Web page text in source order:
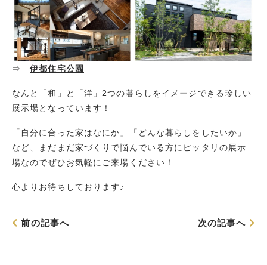
⇒伊都住宅公園
なんと「和」と「洋」2つの暮らしをイメージできる珍しい
展示場となっています！
「自分に合った家はなにか」「どんな暮らしをしたいか」
など、まだまだ家づくりで悩んでいる方にピッタリの展示
場なのでぜひお気軽にご来場ください！
心よりお待ちしております♪
前の記事へ 次の記事へ